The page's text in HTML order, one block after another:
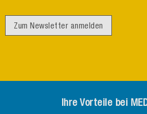
Zum Newsletter anmelden
Ihre Vorteile bei